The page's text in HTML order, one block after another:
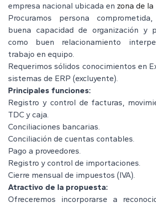
empresa nacional ubicada en zona de la
Procuramos persona
buena capacidad de organización y
como buen relacionamiento
trabajo en equipo.
Requerimos sólidos conocimientos en
sistemas de ERP (excluyente).
Principales funciones:
Registro y control de facturas,
TDC y caja.
Conciliaciones bancarias.
Conciliación de cuentas contables.
Pago a proveedores.
Registro y control de importaciones.
Cierre mensual de impuestos (IVA).
Atractivo de la propuesta:
Ofreceremos incorporarse a